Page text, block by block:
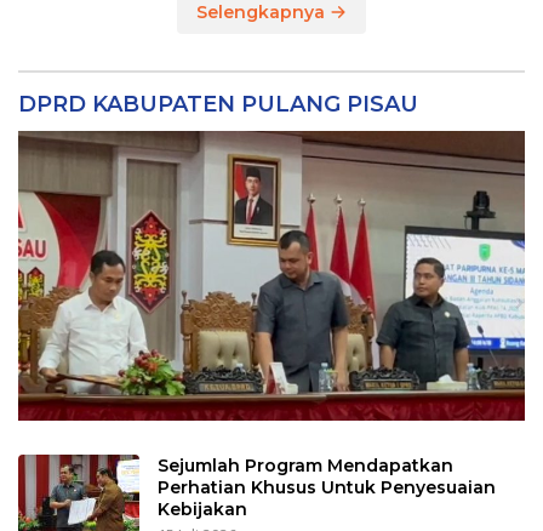
Selengkapnya
DPRD KABUPATEN PULANG PISAU
Sejumlah Program Mendapatkan
Perhatian Khusus Untuk Penyesuaian
Kebijakan